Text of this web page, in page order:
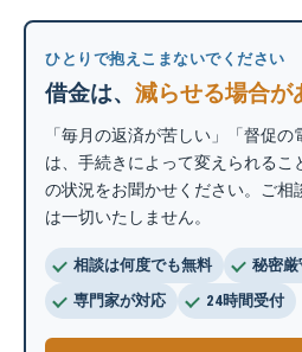
ひとりで抱えこまないでください
借金は、 減らせる場合が
「毎月の返済が苦しい」「督促
は、手続きによって変えられるこ
の状況をお聞かせください。ご相
は一切いたしません。
相談は何度でも無料
秘密厳
専門家が対応
24時間受付